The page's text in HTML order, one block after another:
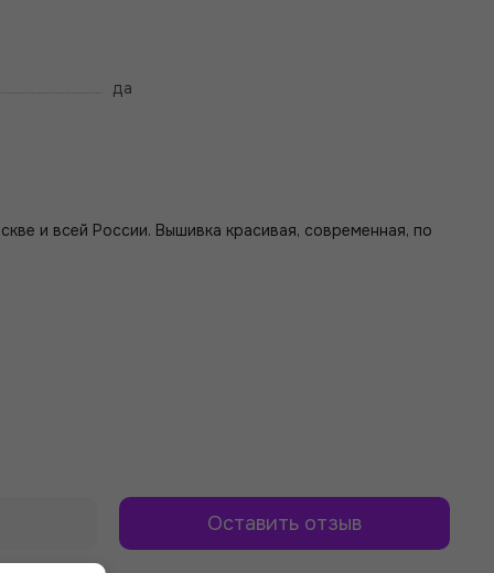
да
и всей России. Вышивка красивая, современная, по
Оставить отзыв